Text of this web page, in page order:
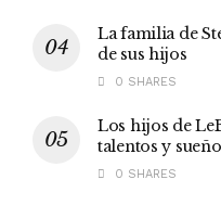
La familia de
de sus hijos
0 SHARES
Los hijos de
talentos y
0 SHARES